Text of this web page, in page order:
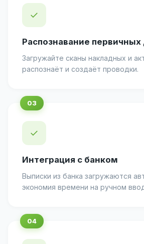
✓
Распознавание
Загружайте сканы накладных и
распознаёт и создаёт проводки.
✓
Интеграция с банком
Выписки из банка загружаются
экономия времени на ручном